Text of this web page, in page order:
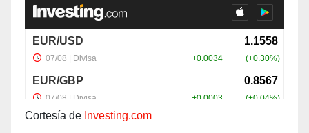
Cortesía de Investing.com